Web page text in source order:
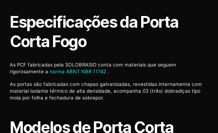
Especificações da Porta
Corta Fogo
As PCF fabricadas pela SOLOBRASID conta com materiais que seguem
rigorosamente a norma ABNT NBR 11742 .
As portas são fabricadas com chapas galvanizadas, revestidas internamente com
material isolante térmico de alta densidade, acompanha 03 (três) dobradiças tipo
mola por folha e fechadura de sobrepor.
Modelos de Porta Corta